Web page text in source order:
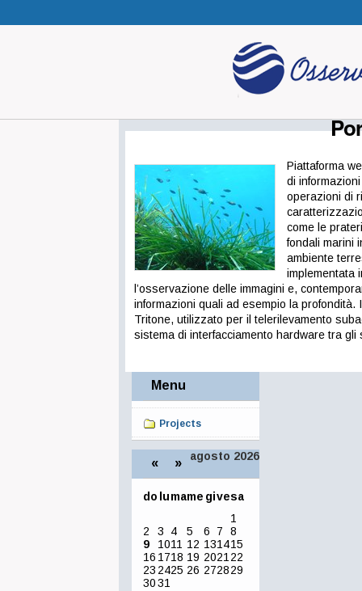
Piattaforma
di
operazioni di
come le
fondali marini
ambiente
implementata
l’osservazione delle immagini e,
informazioni quali ad esempio la profondità.
Tritone, utilizzato per il telerilevamento
sistema di interfacciamento hardware tra
Menu
Projects
« agosto 2026
»
do lumame givesa
1
2
3 4 5 6 7
8
9
1011 12 131415
16 1718 19 202122
23 2425 26 272829
3031